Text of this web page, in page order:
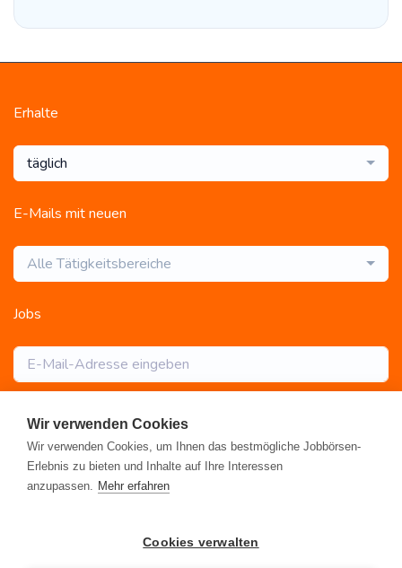
Erhalte
täglich
E-Mails mit neuen
Alle Tätigkeitsbereiche
Jobs
Abonnieren
Alle Jobs Blog Rahmen- und Lohntarifvertrag
Datenschutz•FAQ•Impressum
Wir verwenden Cookies
Wir verwenden Cookies, um Ihnen das bestmögliche Jobbörsen-
Erlebnis zu bieten und Inhalte auf Ihre Interessen
anzupassen. Mehr erfahren
Cookies verwalten